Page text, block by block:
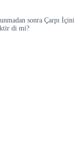
sonra Çarpı
di mi?